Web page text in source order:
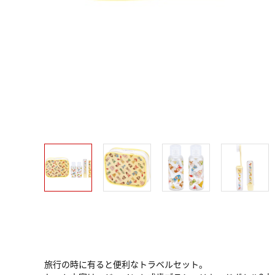
旅行の時に有ると便利なトラベルセット。